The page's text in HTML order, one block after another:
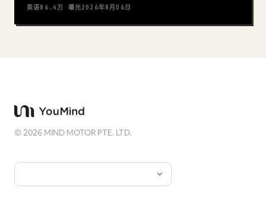
英语86.4万 曝光2026年8月06日
©2026 MIND MOTOR PTE. LTD.